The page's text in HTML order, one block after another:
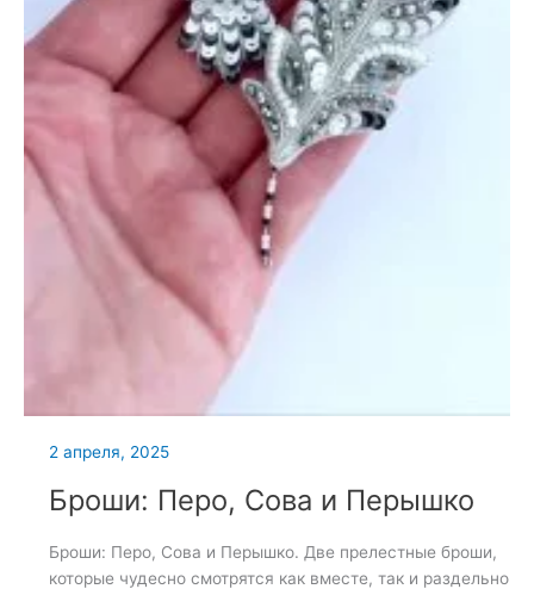
2 апреля, 2025
Броши: Перо, Сова и Перышко
Броши: Перо, Сова и Перышко. Две прелестные броши,
которые чудесно смотрятся как вместе, так и раздельно